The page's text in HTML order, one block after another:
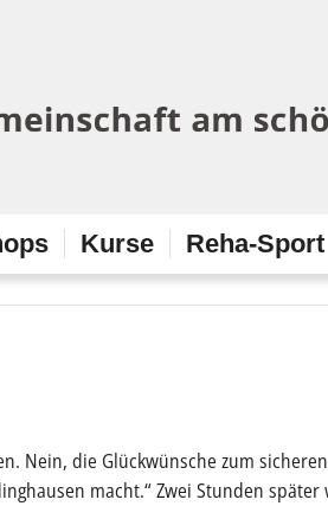
Kurse Reha-Sport
Nein, die Glückwünsche zum
macht.“ Zwei Stunden später